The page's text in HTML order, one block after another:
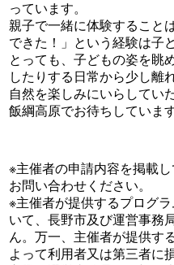
っています。
親子で一緒に体験すること
できた！」という経験は子
とっても、子どもの姿を眺
したりする日常から少し離
自然を楽しみにいらしてい
飯綱高原でお待ちしています
※主催者の申請内容を掲載
お問い合わせください。
※主催者が提供するプログ
いて、長野市及び運営事務
ん。万一、主催者が提供す
よって利用者又は第三者に